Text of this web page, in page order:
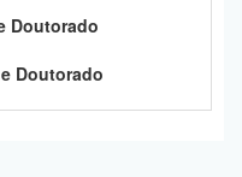
Doutorado
Doutorado